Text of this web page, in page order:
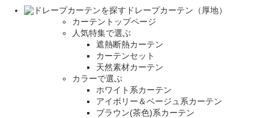
ドレープカーテン（厚地）
カーテントップページ
人気特集で選ぶ
遮熱断熱カーテン
カーテンセット
天然素材カーテン
カラーで選ぶ
ホワイト系カーテン
アイボリー＆ベージュ系カーテン
ブラウン(茶色)系カーテン